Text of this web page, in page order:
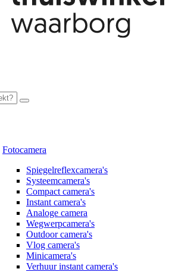
Fotocamera
Spiegelreflexcamera's
Systeemcamera's
Compact camera's
Instant camera's
Analoge camera
Wegwerpcamera's
Outdoor camera's
Vlog camera's
Minicamera's
Verhuur instant camera's